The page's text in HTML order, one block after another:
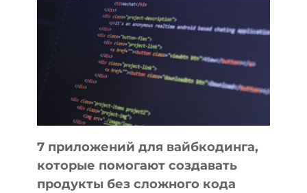
ПОЛЕЗНЫХ
ИНСТРУМЕНТОВ
ДЛЯ
РАБОТЫ
7 приложений для вайбкодинга,
которые помогают создавать
продукты без сложного кода